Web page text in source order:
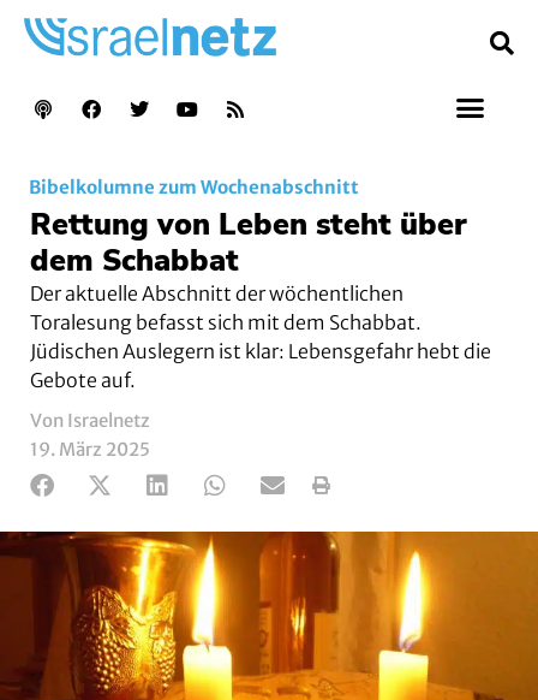
Bibelkolumne zum Wochenabschnitt
Rettung von Leben steht über
dem Schabbat
Der aktuelle Abschnitt der wöchentlichen
Toralesung befasst sich mit dem Schabbat.
Jüdischen Auslegern ist klar: Lebensgefahr hebt die
Gebote auf.
Von Israelnetz
19. März 2025